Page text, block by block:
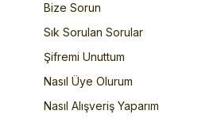
Bize Sorun
Sık Sorulan Sorular
Şifremi Unuttum
Nasıl Üye Olurum
Nasıl Alışveriş Yaparım